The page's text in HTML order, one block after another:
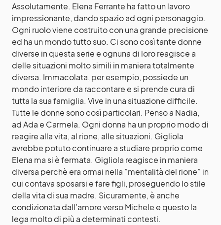
Assolutamente. Elena Ferrante ha fatto un lavoro
impressionante, dando spazio ad ogni personaggio.
Ogni ruolo viene costruito con una grande precisione
ed ha un mondo tutto suo. Ci sono così tante donne
diverse in questa serie e ognuna di loro reagisce a
delle situazioni molto simili in maniera totalmente
diversa. Immacolata, per esempio, possiede un
mondo interiore da raccontare e si prende cura di
tutta la sua famiglia. Vive in una situazione difficile.
Tutte le donne sono così particolari. Penso a Nadia,
ad Ada e Carmela. Ogni donna ha un proprio modo di
reagire alla vita, al rione, alle situazioni. Gigliola
avrebbe potuto continuare a studiare proprio come
Elena ma si è fermata. Gigliola reagisce in maniera
diversa perchè era ormai nella ”mentalità del rione” in
cui contava sposarsi e fare figli, proseguendo lo stile
della vita di sua madre. Sicuramente, è anche
condizionata dall’amore verso Michele e questo la
lega molto di più a determinati contesti.